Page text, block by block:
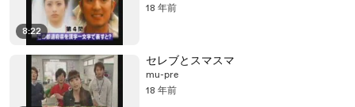
8:22
18 年前
セレブとスマスマ
mu-pre
18 年前